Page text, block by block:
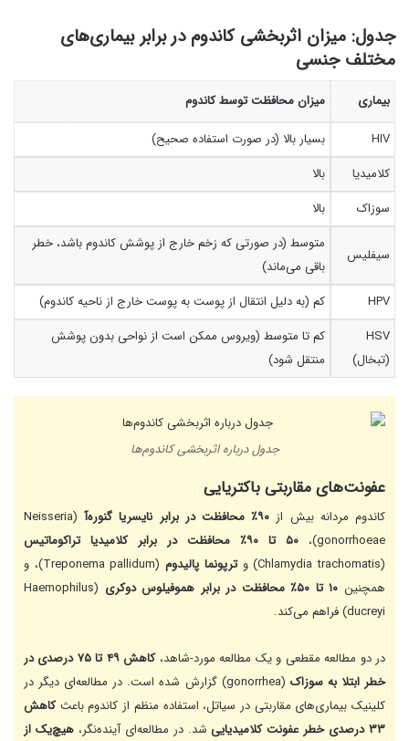
جدول: میزان اثربخشی کاندوم در برابر بیماری‌های
مختلف جنسی
بیماری
میزان محافظت توسط کاندوم
HIV
بسیار بالا (در صورت استفاده صحیح)
کلامیدیا
بالا
سوزاک
بالا
سیفلیس
متوسط (در صورتی که زخم خارج از پوشش کاندوم باشد، خطر
باقی می‌ماند)
HPV
کم (به دلیل انتقال از پوست به پوست خارج از ناحیه کاندوم)
HSV
(تبخال)
کم تا متوسط (ویروس ممکن است از نواحی بدون پوشش
منتقل شود)
جدول درباره اثربخشی کاندوم‌ها
عفونت‌های مقاربتی باکتریایی
کاندوم مردانه بیش از ۹۰٪ محافظت در برابر نایسریا گنوره‌آ
(Neisseria
gonorrhoeae)،
۵۰ تا ۹۰٪ محافظت در برابر کلامیدیا تراکوماتیس
(Chlamydia trachomatis) و
ترپونما پالیدوم
(Treponema pallidum)، و
همچنین ۱۰ تا ۵۰٪ محافظت در برابر هموفیلوس دوکری
(Haemophilus
ducreyi) فراهم می‌کند.
در دو مطالعه مقطعی و یک مطالعه مورد-شاهد،
کاهش ۴۹ تا ۷۵ درصدی در
خطر ابتلا به سوزاک
(gonorrhea) گزارش شده است. در مطالعه‌ای دیگر در
کلینیک بیماری‌های مقاربتی در سیاتل، استفاده منظم از کاندوم باعثکاهش
۳۳ درصدی خطر عفونت کلامیدیایی
شد. در مطالعه‌ای آینده‌نگر،هیچ‌یک از